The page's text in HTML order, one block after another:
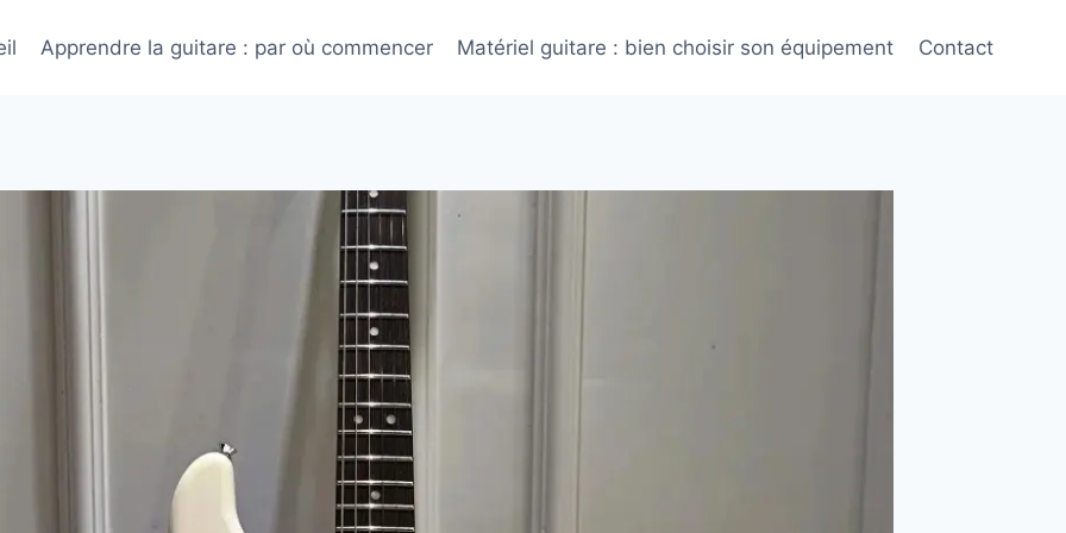
Apprendre la guitare : par où commencer Matériel guitare : bien choisir son équipement Contact